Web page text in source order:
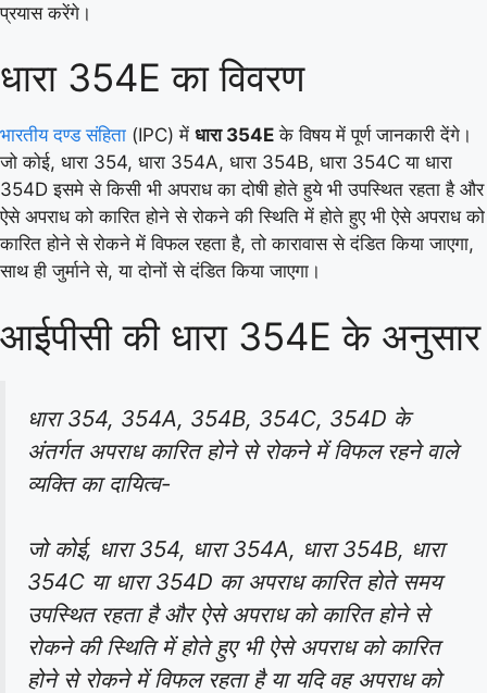
प्रयास करेंगे।
धारा 354E का विवरण
भारतीय दण्ड संहिता (IPC) में धारा 354E के विषय में पूर्ण जानकारी देंगे।
जो कोई, धारा 354, धारा 354A, धारा 354B, धारा 354C या धारा
354D इसमे से किसी भी अपराध का दोषी होते हुये भी उपस्थित रहता है और
ऐसे अपराध को कारित होने से रोकने की स्थिति में होते हुए भी ऐसे अपराध को
कारित होने से रोकने में विफल रहता है, तो कारावास से दंडित किया जाएगा,
साथ ही जुर्माने से, या दोनों से दंडित किया जाएगा।
आईपीसी की धारा 354E के अनुसार
धारा 354, 354A, 354B, 354C, 354D के
अंतर्गत अपराध कारित होने से रोकने में विफल रहने वाले
व्यक्ति का दायित्व-
जो कोई, धारा 354, धारा 354A, धारा 354B, धारा
354C या धारा 354D का अपराध कारित होते समय
उपस्थित रहता है और ऐसे अपराध को कारित होने से
रोकने की स्थिति में होते हुए भी ऐसे अपराध को कारित
होने से रोकने में विफल रहता है या यदि वह अपराध को